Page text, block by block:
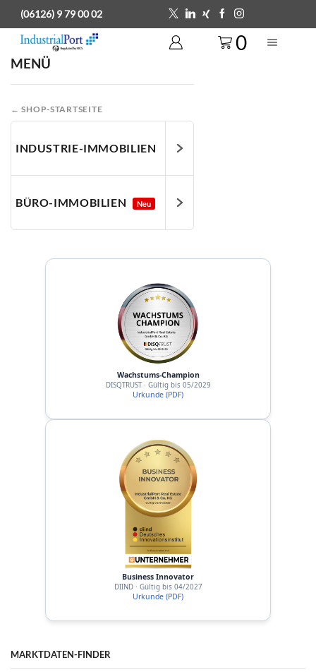
(06126) 9 79 00 02
0
MENÜ
← SHOP-STARTSEITE
INDUSTRIE-IMMOBILIEN
BÜRO-IMMOBILIEN Neu
Wachstums-Champion
DISQTRUST · Gültig bis 05/2029
Urkunde (PDF)
Business Innovator
DIIND · Gültig bis 04/2027
Urkunde (PDF)
MARKTDATEN-FINDER